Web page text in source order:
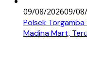
09/08/202609/
Polsek
Madina Mart,